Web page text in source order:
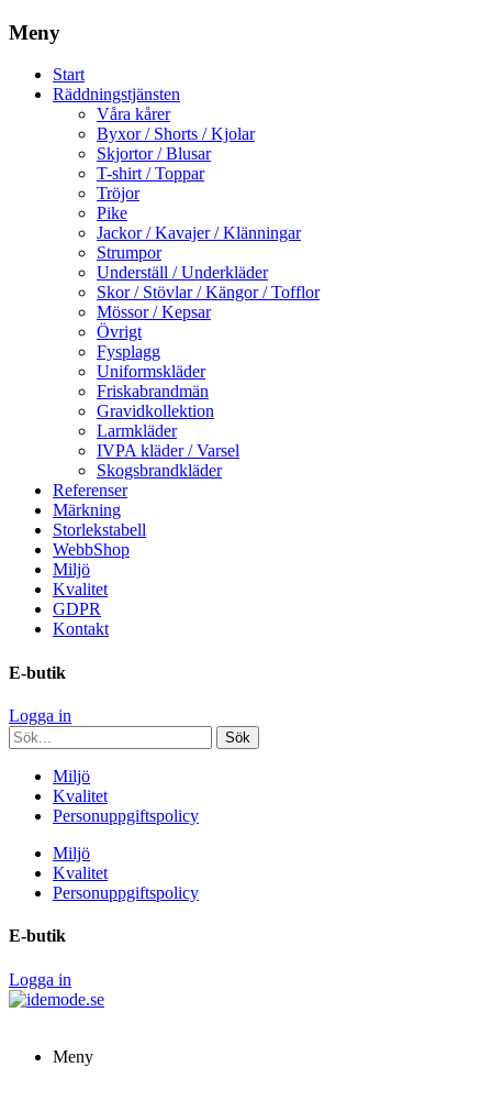
Meny
Start
Räddningstjänsten
Våra kårer
Byxor / Shorts / Kjolar
Skjortor / Blusar
T-shirt / Toppar
Tröjor
Pike
Jackor / Kavajer / Klänningar
Strumpor
Underställ / Underkläder
Skor / Stövlar / Kängor / Tofflor
Mössor / Kepsar
Övrigt
Fysplagg
Uniformskläder
Friskabrandmän
Gravidkollektion
Larmkläder
IVPA kläder / Varsel
Skogsbrandkläder
Referenser
Märkning
Storlekstabell
WebbShop
Miljö
Kvalitet
GDPR
Kontakt
E-butik
Logga in
Miljö
Kvalitet
Personuppgiftspolicy
Miljö
Kvalitet
Personuppgiftspolicy
E-butik
Logga in
Meny